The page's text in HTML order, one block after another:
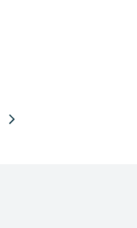
à la page 2
à la page 3